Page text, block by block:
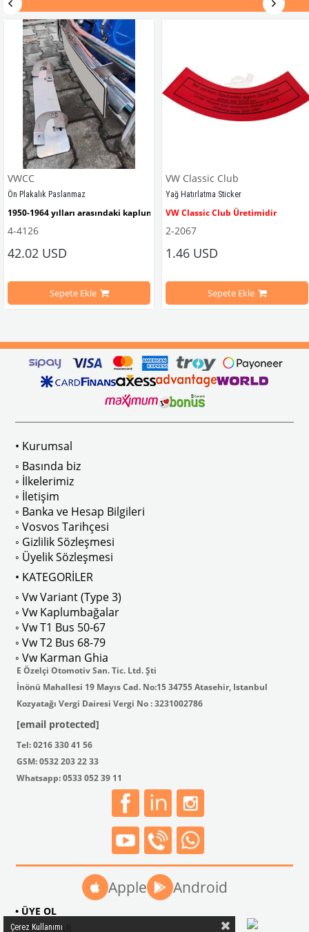
sürüş esnasında doğrudan gelen güneş ışığını keserek görüş
isteyenler için tercih edilir.
Ghia Modelleri İle Uyumludur
: AC711500 / 80500
VWCC
Ön Plakalık Paslanmaz
1950-1964 yılları arasındaki kaplumbağa modelleri ile uyumludur.
VWC Parça No: 4-4126
4-4126
42.02 USD
Sepete Ekle
VW Classic Club
Yağ Hatırlatma Sticker
VW Classic Club Üretimidir
1960-1967 Yılları Arasındaki T1
1968-1979 Yılları Arasındaki T2
2-2067
1.46 USD
Sepete Ekle
• Kurumsal
◦ Basında biz
◦ İlkelerimiz
◦ İletişim
◦ Banka ve Hesap Bilgileri
◦ Vosvos Tarihçesi
◦ Gizlilik Sözleşmesi
◦ Üyelik Sözleşmesi
• KATEGORİLER
◦ Vw Variant (Type 3)
◦ Vw Kaplumbağalar
◦ Vw T1 Bus 50-67
◦ Vw T2 Bus 68-79
◦ Vw Karman Ghia
E Özelçi Otomotiv San. Tic. Ltd. Şti
İnönü Mahallesi 19 Mayıs Cad. No:15 34755 Atasehir, Istanbul
Kozyatağı Vergi Dairesi Vergi No : 3231002786
[email protected]
Tel: 0216 330 41 56
GSM: 0532 203 22 33
Whatsapp: 0533 052 39 11
Apple Android
• ÜYE OL
• AKSESUAR
Çerez Kullanımı